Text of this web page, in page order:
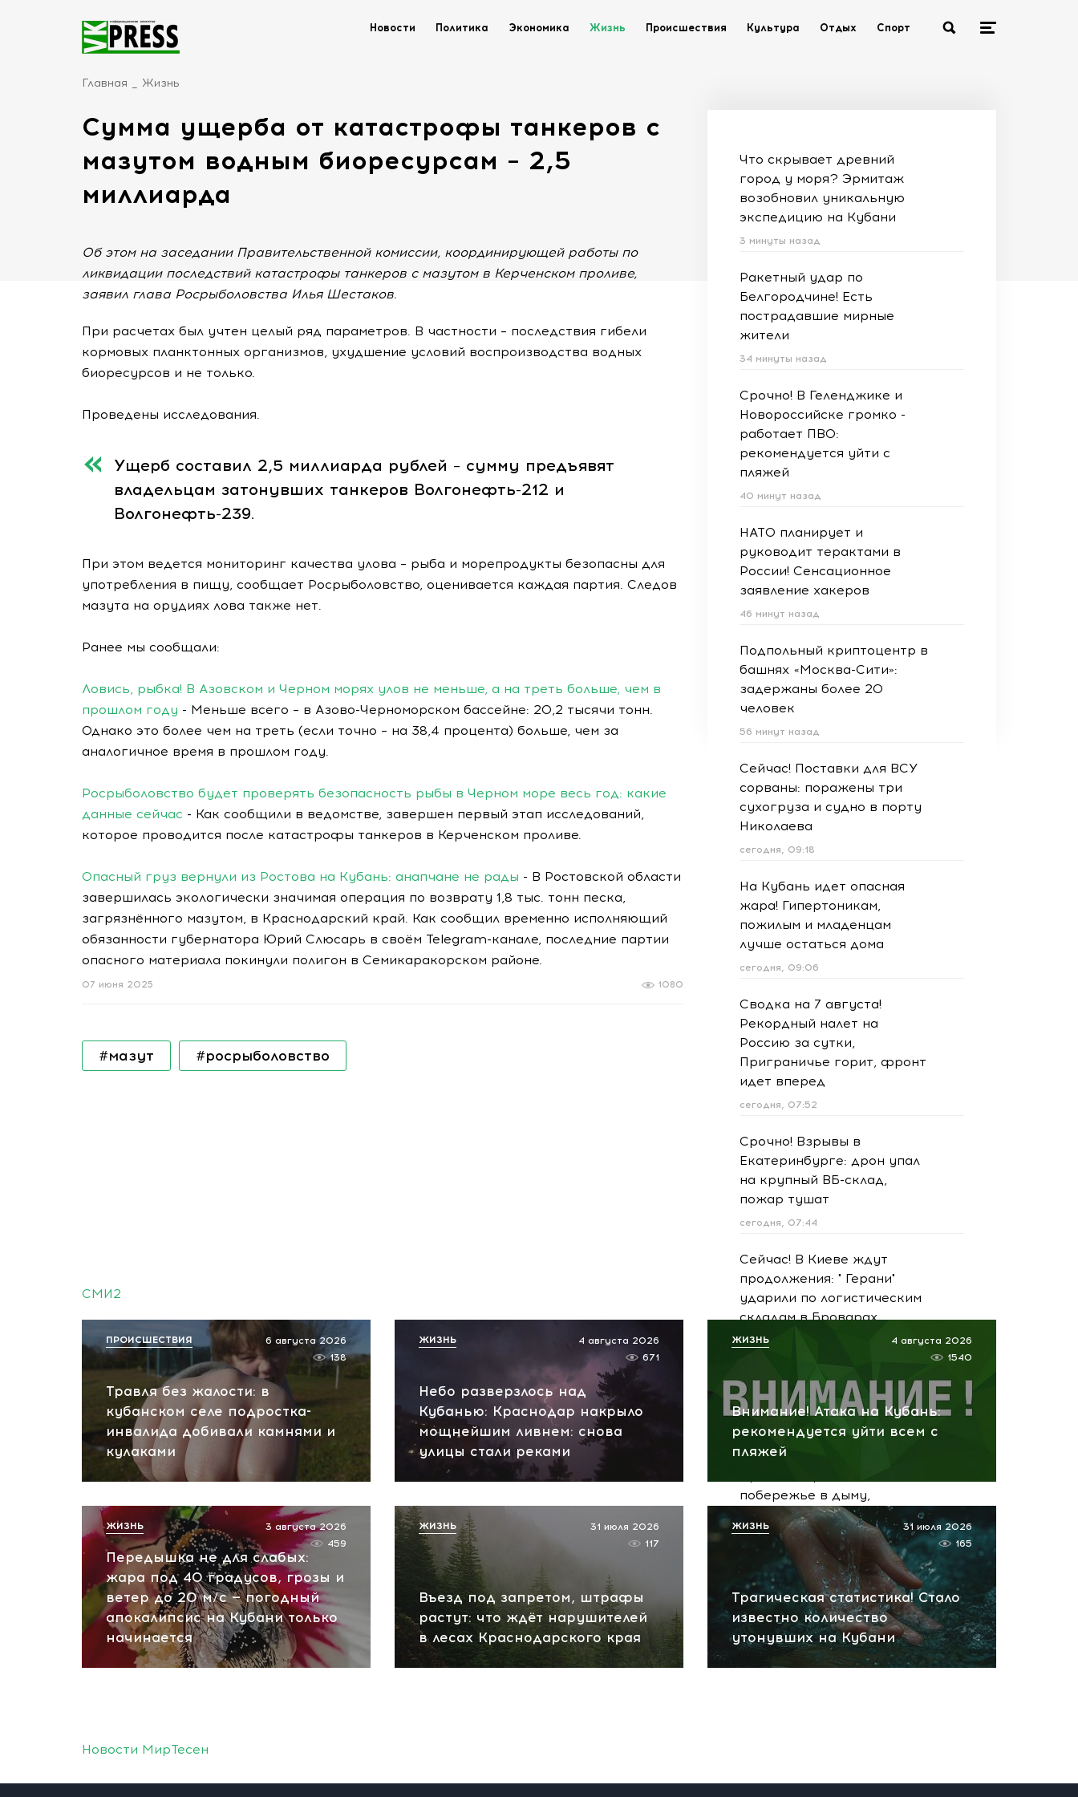
Новости Политика Экономика Жизнь Происшествия Культура Отдых Спорт
Главная Жизнь
Сумма ущерба от катастрофы танкеров с
мазутом водным биоресурсам – 2,5
миллиарда
Об этом на заседании Правительственной комиссии, координирующей работы по
ликвидации последствий катастрофы танкеров с мазутом в Керченском проливе,
заявил глава Росрыболовства Илья Шестаков.
При расчетах был учтен целый ряд параметров. В частности – последствия гибели
кормовых планктонных организмов, ухудшение условий воспроизводства водных
биоресурсов и не только.
Проведены исследования.
Ущерб составил 2,5 миллиарда рублей – сумму предъявят
владельцам затонувших танкеров Волгонефть-212 и
Волгонефть-239.
При этом ведется мониторинг качества улова – рыба и морепродукты безопасны для
употребления в пищу, сообщает Росрыболовство, оценивается каждая партия. Следов
мазута на орудиях лова также нет.
Ранее мы сообщали:
Ловись, рыбка! В Азовском и Черном морях улов не меньше, а на треть больше, чем в
прошлом году - Меньше всего – в Азово-Черноморском бассейне: 20,2 тысячи тонн.
Однако это более чем на треть (если точно – на 38,4 процента) больше, чем за
аналогичное время в прошлом году.
Росрыболовство будет проверять безопасность рыбы в Черном море весь год: какие
данные сейчас - Как сообщили в ведомстве, завершен первый этап исследований,
которое проводится после катастрофы танкеров в Керченском проливе.
Опасный груз вернули из Ростова на Кубань: анапчане не рады - В Ростовской области
завершилась экологически значимая операция по возврату 1,8 тыс. тонн песка,
загрязнённого мазутом, в Краснодарский край. Как сообщил временно исполняющий
обязанности губернатора Юрий Слюсарь в своём Telegram-канале, последние партии
опасного материала покинули полигон в Семикаракорском районе.
1080
07 июня 2025
#мазут #росрыболовство
Что скрывает древний
город у моря? Эрмитаж
возобновил уникальную
экспедицию на Кубани
3 минуты назад
Ракетный удар по
Белгородчине! Есть
пострадавшие мирные
жители
34 минуты назад
Срочно! В Геленджике и
Новороссийске громко -
работает ПВО:
рекомендуется уйти с
пляжей
40 минут назад
НАТО планирует и
руководит терактами в
России! Сенсационное
заявление хакеров
46 минут назад
Подпольный криптоцентр в
башнях «Москва-Сити»:
задержаны более 20
человек
56 минут назад
Сейчас! Поставки для ВСУ
сорваны: поражены три
сухогруза и судно в порту
Николаева
сегодня, 09:18
На Кубань идет опасная
жара! Гипертоникам,
пожилым и младенцам
лучше остаться дома
сегодня, 09:06
Сводка на 7 августа!
Рекордный налет на
Россию за сутки,
Приграничье горит, фронт
идет вперед
сегодня, 07:52
Срочно! Взрывы в
Екатеринбурге: дрон упал
на крупный ВБ-склад,
пожар тушат
сегодня, 07:44
Сейчас! В Киеве ждут
продолжения: " Герани"
ударили по логистическим
складам в Броварах
вчера, 21:11
Внимание! В Краснодаре
БПЛА рухнул рядом с
домами: район оцеплен
вчера, 19:55
побережье в дыму,
атакованное судно
охватило пламя
вчера, 19:49
СМИ2
Травля без жалости: в
кубанском селе подростка-
инвалида добивали камнями и
кулаками
6 августа 2026
138
ПРОИСШЕСТВИЯ
Небо разверзлось над
Кубанью: Краснодар накрыло
мощнейшим ливнем: снова
улицы стали реками
4 августа 2026
671
ЖИЗНЬ
Внимание! Атака на Кубань:
рекомендуется уйти всем с
пляжей
4 августа 2026
1540
ЖИЗНЬ
Передышка не для слабых:
жара под 40 градусов, грозы и
ветер до 20 м/с — погодный
апокалипсис на Кубани только
начинается
3 августа 2026
459
ЖИЗНЬ
Въезд под запретом, штрафы
растут: что ждёт нарушителей
в лесах Краснодарского края
31 июля 2026
117
ЖИЗНЬ
Трагическая статистика! Стало
известно количество
утонувших на Кубани
31 июля 2026
165
ЖИЗНЬ
Новости МирТесен